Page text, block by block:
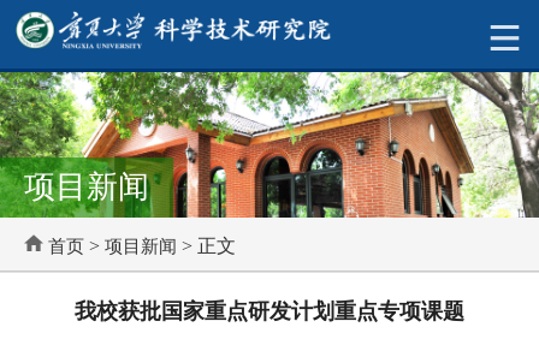
项目新闻
首页 > 项目新闻 > 正文
我校获批国家重点研发计划重点专项课题